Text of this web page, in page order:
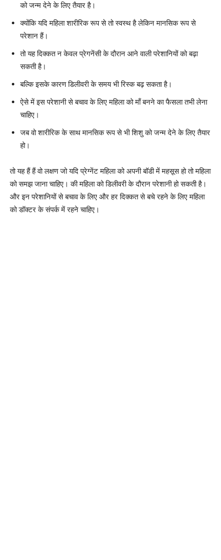
को जन्म देने के लिए तैयार है।
क्योंकि यदि महिला शारीरिक रूप से तो स्वस्थ है लेकिन मानसिक रूप से
परेशान हैं।
तो यह दिक्कत न केवल प्रेगनेंसी के दौरान आने वाली परेशानियों को बढ़ा
सकती है।
बल्कि इसके कारण डिलीवरी के समय भी रिस्क बढ़ सकता है।
ऐसे में इस परेशानी से बचाव के लिए महिला को माँ बनने का फैसला तभी लेना
चाहिए।
जब वो शारीरिक के साथ मानसिक रूप से भी शिशु को जन्म देने के लिए तैयार
हो।
तो यह हैं हैं वो लक्षण जो यदि प्रेग्नेंट महिला को अपनी बॉडी में महसूस हो तो महिला
को समझ जाना चाहिए। की महिला को डिलीवरी के दौरान परेशानी हो सकती है।
और इन परेशानियों से बचाव के लिए और हर दिक्कत से बचे रहने के लिए महिला
को डॉक्टर के संपर्क में रहने चाहिए।